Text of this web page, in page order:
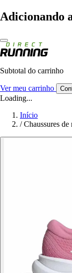
Adicionando
Subtotal do carrinho
Ver meu carrinho
Loading...
Início
/ Chaussures